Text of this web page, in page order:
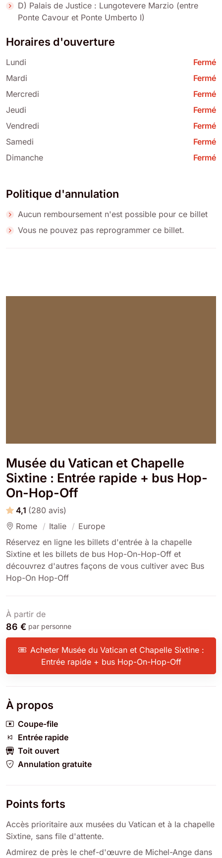
D) Palais de Justice : Lungotevere Marzio (entre
Ponte Cavour et Ponte Umberto I)
Horaires d'ouverture
Lundi
Fermé
Mardi
Fermé
Mercredi
Fermé
Jeudi
Fermé
Vendredi
Fermé
Samedi
Fermé
Dimanche
Fermé
Politique d'annulation
Aucun remboursement n'est possible pour ce billet
Vous ne pouvez pas reprogrammer ce billet.
Musée du Vatican et Chapelle
Sixtine : Entrée rapide + bus Hop-
On-Hop-Off
4,1 (280 avis)
Rome
Italie
Europe
Réservez en ligne les billets d'entrée à la chapelle
Sixtine et les billets de bus Hop-On-Hop-Off et
découvrez d'autres façons de vous cultiver avec Bus
Hop-On Hop-Off
À partir de
86 € par personne
Acheter Musée du Vatican et Chapelle Sixtine :
Entrée rapide + bus Hop-On-Hop-Off
À propos
Coupe-file
Entrée rapide
Toit ouvert
Annulation gratuite
Points forts
Accès prioritaire aux musées du Vatican et à la chapelle
Sixtine, sans file d'attente.
Admirez de près le chef-d'œuvre de Michel-Ange dans